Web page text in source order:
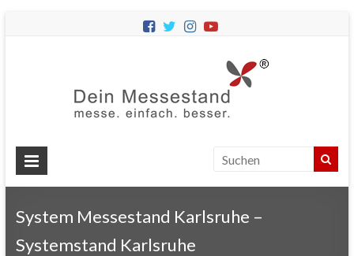
Messestände
für
System Messestand Karlsruhe –
Systemstand Karlsruhe